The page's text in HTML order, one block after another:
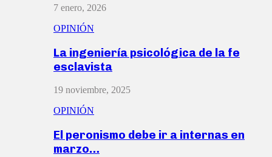
7 enero, 2026
OPINIÓN
La ingeniería psicológica de la fe
esclavista
19 noviembre, 2025
OPINIÓN
El peronismo debe ir a internas en
marzo…